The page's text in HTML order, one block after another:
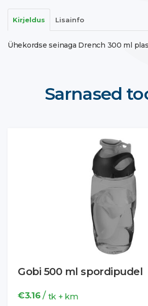
Kirjeldus Lisainfo
Ühekordse seinaga Drench 300 ml
Sarnased
Gobi 500 ml spordipudel
€3.16/ tk + km